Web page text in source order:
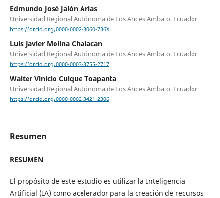
Edmundo José Jalón Arias
Universidad Regional Autónoma de Los Andes Ambato. Ecuador
https://orcid.org/0000-0002-3060-736X
Luis Javier Molina Chalacan
Universidad Regional Autónoma de Los Andes Ambato. Ecuador
https://orcid.org/0000-0003-3755-2717
Walter Vinicio Culque Toapanta
Universidad Regional Autónoma de Los Andes Ambato. Ecuador
https://orcid.org/0000-0002-3421-2306
Resumen
RESUMEN
El propósito de este estudio es utilizar la Inteligencia
Artificial (IA) como acelerador para la creación de recursos